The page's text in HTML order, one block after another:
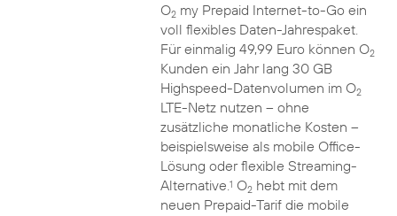
O2my Prepaid Internet-to-Go ein
voll flexibles Daten-Jahrespaket.
Für einmalig 49,99 Euro können O2
Kunden ein Jahr lang 30 GB
Highspeed-Datenvolumen im O2
LTE-Netz nutzen – ohne
zusätzliche monatliche Kosten –
beispielsweise als mobile Office-
Lösung oder flexible Streaming-
Alternative.1 O2hebt mit dem
neuen Prepaid-Tarif die mobile